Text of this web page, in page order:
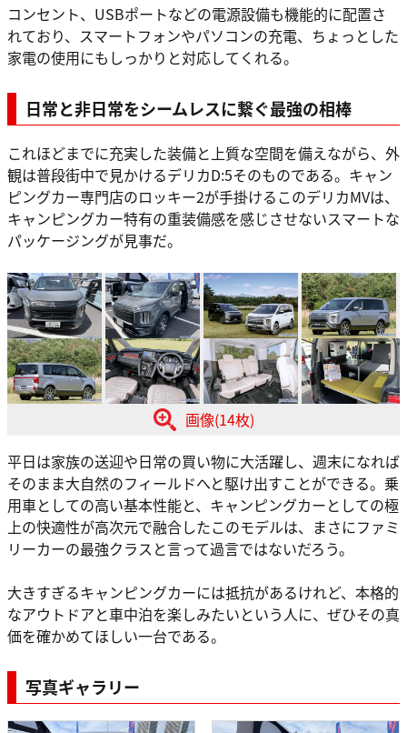
コンセント、USBポートなどの電源設備も機能的に配置さ
れており、スマートフォンやパソコンの充電、ちょっとした
家電の使用にもしっかりと対応してくれる。
日常と非日常をシームレスに繋ぐ最強の相棒
これほどまでに充実した装備と上質な空間を備えながら、外
観は普段街中で見かけるデリカD:5そのものである。キャン
ピングカー専門店のロッキー2が手掛けるこのデリカMVは、
キャンピングカー特有の重装備感を感じさせないスマートな
パッケージングが見事だ。
画像(14枚)
平日は家族の送迎や日常の買い物に大活躍し、週末になれば
そのまま大自然のフィールドへと駆け出すことができる。乗
用車としての高い基本性能と、キャンピングカーとしての極
上の快適性が高次元で融合したこのモデルは、まさにファミ
リーカーの最強クラスと言って過言ではないだろう。
大きすぎるキャンピングカーには抵抗があるけれど、本格的
なアウトドアと車中泊を楽しみたいという人に、ぜひその真
価を確かめてほしい一台である。
写真ギャラリー